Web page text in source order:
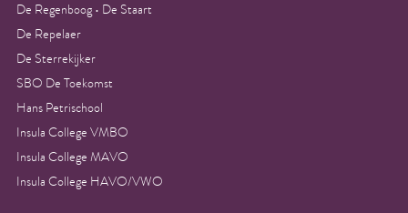
De Regenboog • De Staart
De Repelaer
De Sterrekijker
SBO De Toekomst
Hans Petrischool
Insula College VMBO
Insula College MAVO
Insula College HAVO/VWO